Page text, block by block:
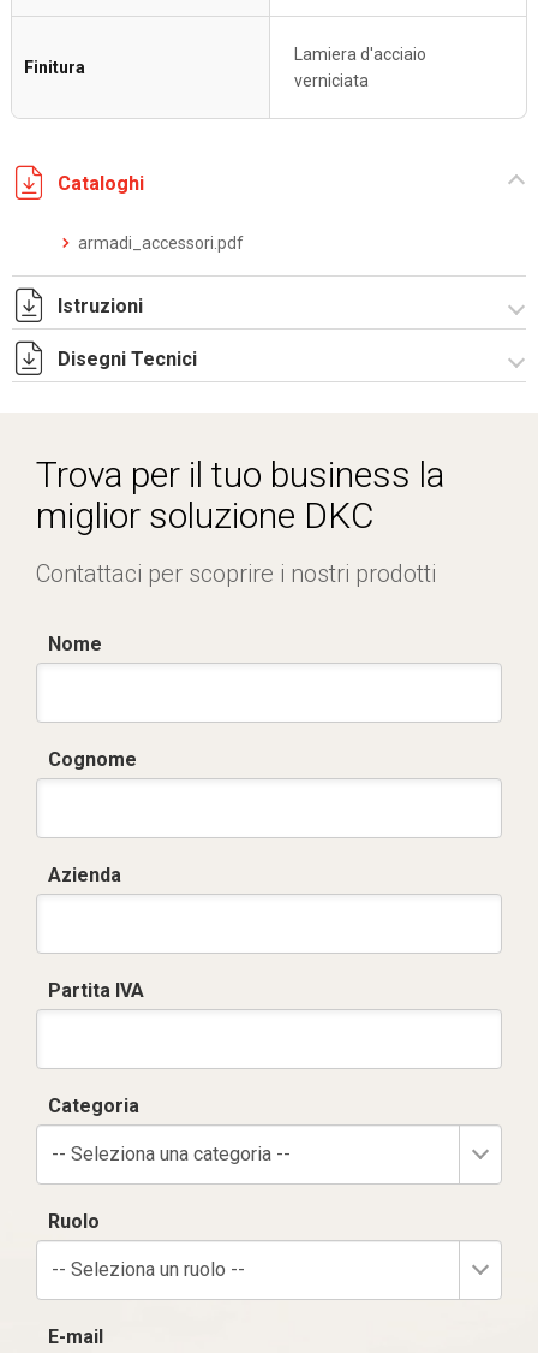
Finitura
Lamiera d'acciaio
verniciata
Cataloghi
armadi_accessori.pdf
Istruzioni
Istruzioni di montaggio CQE_stampa.pdf
Disegni Tecnici
Trova per il tuo business la
miglior soluzione DKC
Contattaci per scoprire i nostri prodotti
Nome
Cognome
Azienda
Partita IVA
Categoria
-- Seleziona una categoria --
Ruolo
-- Seleziona un ruolo --
E-mail